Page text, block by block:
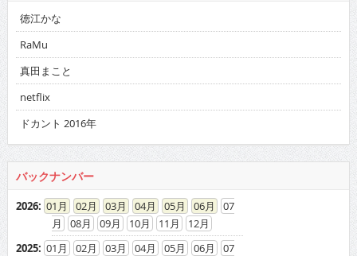
徳江かな
RaMu
真田まこと
netflix
ドカント 2016年
バックナンバー
2026: 01 02 03 04 05 06
07
08
09 10 11
12
2025: 01 02 03 04 05 06
07